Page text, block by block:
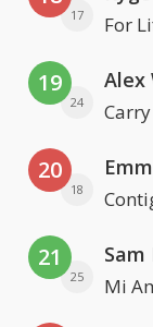
17 For
19
24
Alex
20
18
21
25
Sam
Mi